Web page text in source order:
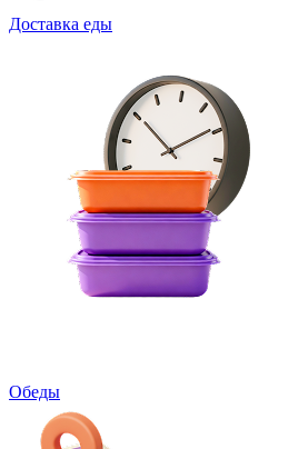
Доставка еды
Обеды